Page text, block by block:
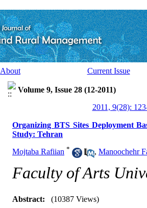
About Current Issue
Volume 9, Issue 28 (12-2011)
2011, 9(28):
Organizing BTS Sites Deployment
Study: Tehran
Mojtaba Rafiian * , Manoochehr
Faculty of Arts
Abstract: (10387 Views)